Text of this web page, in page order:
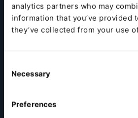
analytics partners who may
information that you’ve provided
they’ve collected from your use
Selection
Necessary
Preferences
Regístrate aquí